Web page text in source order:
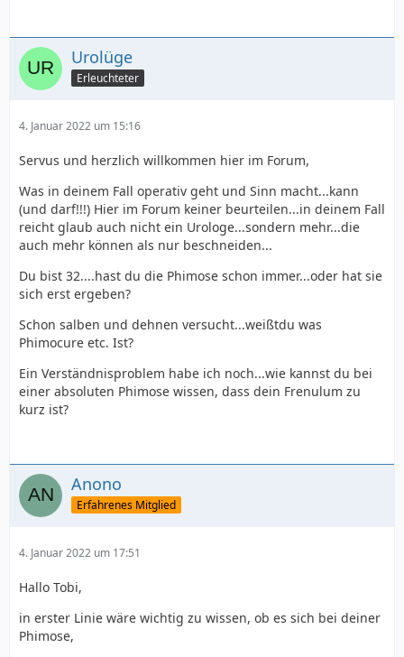
Urolüge
Erleuchteter
4. Januar 2022 um 15:16
Servus und herzlich willkommen hier im Forum,
Was in deinem Fall operativ geht und Sinn macht...kann
(und darf!!!) Hier im Forum keiner beurteilen...in deinem Fall
reicht glaub auch nicht ein Urologe...sondern mehr...die
auch mehr können als nur beschneiden...
Du bist 32....hast du die Phimose schon immer...oder hat sie
sich erst ergeben?
Schon salben und dehnen versucht...weißtdu was
Phimocure etc. Ist?
Ein Verständnisproblem habe ich noch...wie kannst du bei
einer absoluten Phimose wissen, dass dein Frenulum zu
kurz ist?
Anono
Erfahrenes Mitglied
4. Januar 2022 um 17:51
Hallo Tobi,
in erster Linie wäre wichtig zu wissen, ob es sich bei deiner
Phimose,